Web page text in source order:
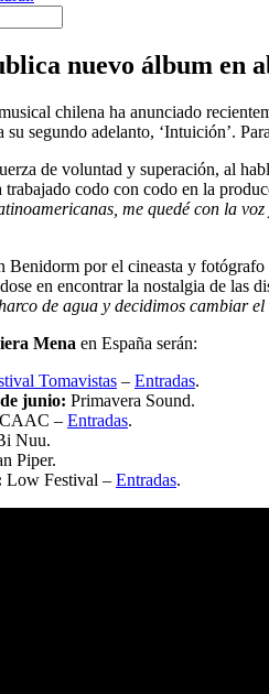
nuevo álbum en
chilena ha anunciado
su segundo adelanto, ‘Intuición’.
de voluntad y superación, al
trabajado codo con codo en la
me quedé con la
Benidorm por el cineasta y fotógrafo
en encontrar la nostalgia de las
de agua y decidimos cambiar
Mena en España serán:
Tomavistas – Entradas.
junio: Primavera Sound.
– Entradas.
Nuu.
Piper.
Low Festival – Entradas.